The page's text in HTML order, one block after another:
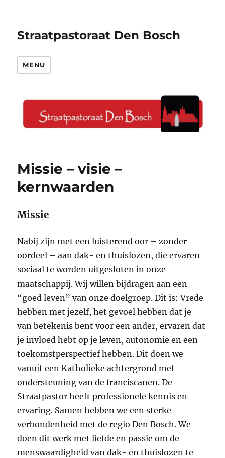
Straatpastoraat Den Bosch
MENU
Missie – visie –
kernwaarden
Missie
Nabij zijn met een luisterend oor – zonder
oordeel – aan dak- en thuislozen, die ervaren
sociaal te worden uitgesloten in onze
maatschappij. Wij willen bijdragen aan een
“goed leven” van onze doelgroep. Dit is: Vrede
hebben met jezelf, het gevoel hebben dat je
van betekenis bent voor een ander, ervaren dat
je invloed hebt op je leven, autonomie en een
toekomstperspectief hebben. Dit doen we
vanuit een Katholieke achtergrond met
ondersteuning van de franciscanen. De
Straatpastor heeft professionele kennis en
ervaring. Samen hebben we een sterke
verbondenheid met de regio Den Bosch. We
doen dit werk met liefde en passie om de
menswaardigheid van dak- en thuislozen te